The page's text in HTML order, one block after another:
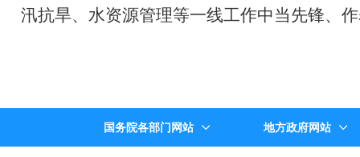
汛抗旱、水资源管理等一线工作中当先锋、
国务院各部门网站 地方政府网站